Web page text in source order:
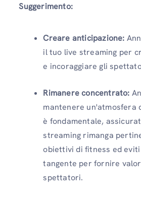
Suggerimento:
Creare anticipazione:
il tuo live streaming per
e incoraggiare gli
Rimanere concentrato:
mantenere un'atmosfera
è fondamentale,
streaming rimanga
obiettivi di fitness ed
tangente per fornire
spettatori.